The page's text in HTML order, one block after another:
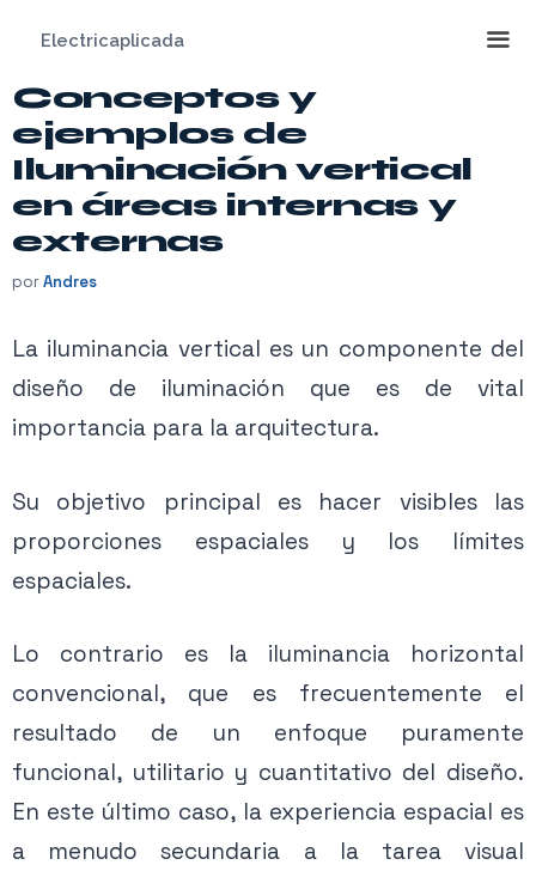
contenido
Electricaplicada
Conceptos y
ejemplos de
Iluminación vertical
en áreas internas y
externas
porAndres
La iluminancia vertical es un componente del
diseño de iluminación que es de vital
importancia para la arquitectura.
Su objetivo principal es hacer visibles las
proporciones espaciales y los límites
espaciales.
Lo contrario es la iluminancia horizontal
convencional, que es frecuentemente el
resultado de un enfoque puramente
funcional, utilitario y cuantitativo del diseño.
En este último caso, la experiencia espacial es
a menudo secundaria a la tarea visual